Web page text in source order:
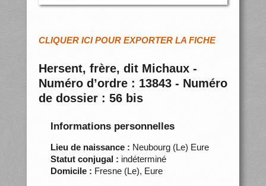
CLIQUER ICI POUR EXPORTER LA FICHE
Hersent, frère, dit Michaux -
Numéro d’ordre : 13843 - Numéro
de dossier : 56 bis
Informations personnelles
Lieu de naissance : Neubourg (Le) Eure
Statut conjugal : indéterminé
Domicile : Fresne (Le), Eure